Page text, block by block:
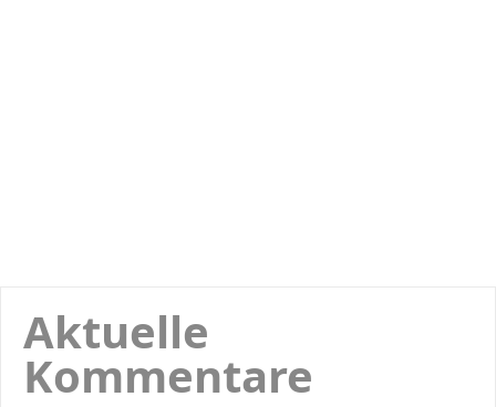
Aktuelle
Kommentare